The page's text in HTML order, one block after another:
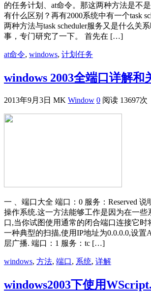
的任务计划、at命令。那这两种方法是不
有什么区别？再有2000系统中有一个task
两种方法与task scheduler服务又是什么关
事，专门研究了一下。 首先在 […]
at命令, windows, 计划任务
windows 2003全端口详解和
2013年9月3日 MK Window 0 阅读 13697次
一 、端口大全 端口：0 服务：Reserved
操作系统.这一方法能够工作是因为在一些
口,当你试图使用通常的闭合端口连接它时
一种典型的扫描,使用IP地址为0.0.0.0,设置
层广播. 端口：1 服务：tc […]
windows, 方法, 端口, 系统, 详解
windows2003下使用